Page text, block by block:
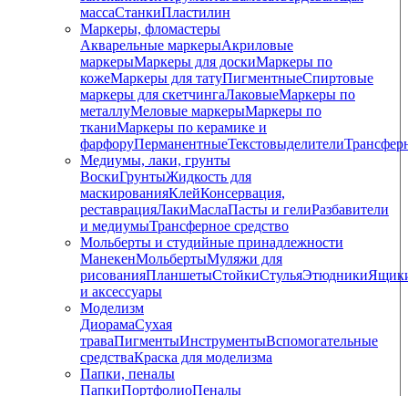
массаСтанкиПластилин
Маркеры, фломастеры
Акварельные маркерыАкриловые
маркерыМаркеры для доскиМаркеры по
кожеМаркеры для татуПигментныеCпиртовые
маркеры для скетчингаЛаковыеМаркеры по
металлуМеловые маркерыМаркеры по
тканиМаркеры по керамике и
фарфоруПерманентныеТекстовыделители
Медиумы, лаки, грунты
ВоскиГрунтыЖидкость для
маскированияКлейКонсервация,
реставрацияЛакиМаслаПасты и гелиРазбавители
и медиумыТрансферное средство
Мольберты и студийные принадлежности
МанекенМольбертыМуляжи для
рисованияПланшетыСтойкиСтульяЭтюдники
и аксессуары
Моделизм
ДиорамаСухая
траваПигментыИнструментыВспомогательные
средстваКраска для моделизма
Папки, пеналы
ПапкиПортфолиоПеналы